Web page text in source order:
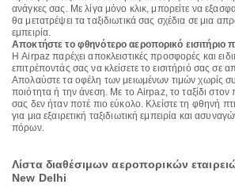
ανάγκες σας. Με λίγα μόνο κλικ, μπορείτε να
θα μετατρέψει τα ταξιδιωτικά σας σχέδια σε μια
εμπειρία.
Αποκτήστε το φθηνότερο αεροπορικό εισιτήριο
Η Airpaz παρέχει αποκλειστικές προσφορές και
επιτρέποντάς σας να κλείσετε το εισιτήριό σας σε
Απολαύστε τα οφέλη των μειωμένων τιμών χωρίς
ποιότητα ή την άνεση. Με το Airpaz, το ταξίδι
σας δεν ήταν ποτέ πιο εύκολο. Κλείστε τη φθηνή
για μια εξαιρετική ταξιδιωτική εμπειρία και
πόρων.
Λίστα διαθέσιμων αεροπορικών
New Delhi